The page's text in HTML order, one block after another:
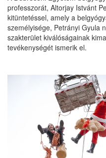
professzorát, Altorjay Istvánt
kitüntetéssel, amely a
személyisége, Petrányi Gyula
szakterület kiválóságainak
tevékenységét ismerik el.